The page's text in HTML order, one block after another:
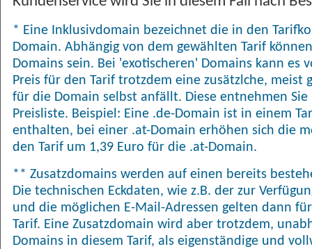
* Eine Inklusivdomain bezeichnet die in den
Domain. Abhängig von dem gewählten Tarif
Domains sein. Bei 'exotischeren' Domains kann es
Preis für den Tarif trotzdem eine zusätzlche, meist
für die Domain selbst anfällt. Diese entnehmen
Preisliste. Beispiel: Eine .de-Domain ist in einem
enthalten, bei einer .at-Domain erhöhen sich die
den Tarif um 1,39 Euro für die .at-Domain.
** Zusatzdomains werden auf einen bereits
Die technischen Eckdaten, wie z.B. der zur
und die möglichen E-Mail-Adressen gelten dann
Tarif. Eine Zusatzdomain wird aber trotzdem,
Domains in diesem Tarif, als eigenständige und